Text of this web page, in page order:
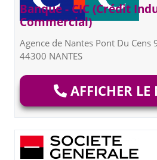
Banque - CIC (Crédit
Commercial)
Agence de Nantes Pont Du Cens
44300 NANTES
AFFICHER LE